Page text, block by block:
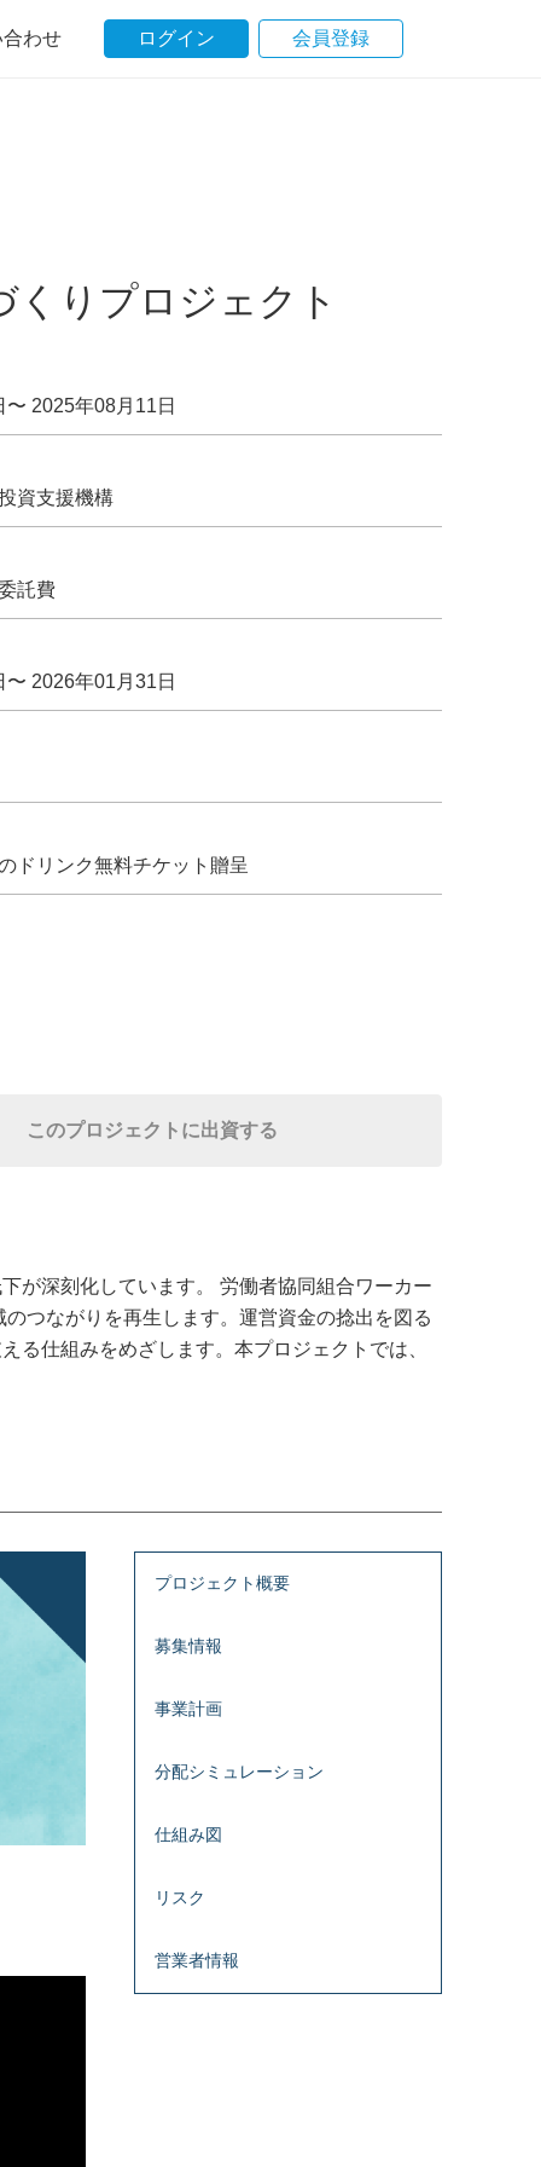
わせ ログイン 会員登録
りプロジェクト
2025年08月11日
資支援機構
託費
2026年01月31日
ドリンク無料チケット贈呈
このプロジェクトに出資する
が深刻化しています。 労働者協同組合ワーカー
つながりを再生します。運営資金の捻出を図る
る仕組みをめざします。本プロジェクトでは、
プロジェクト概要
募集情報
事業計画
分配シミュレーション
仕組み図
リスク
営業者情報